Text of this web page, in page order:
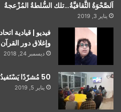
اَلصَّحْوَةُ الثَّقافيَّةُ…تلك السُّلطةُ المُزْعجةُ
يناير 3, 2019
فيديو | قيادية
وإغلاق دور
ديسمبر 24, 2018
50 مُشرّدًا يَسْتَفيدُون من “عملية دفء” بخريبكة
يناير 5, 2019